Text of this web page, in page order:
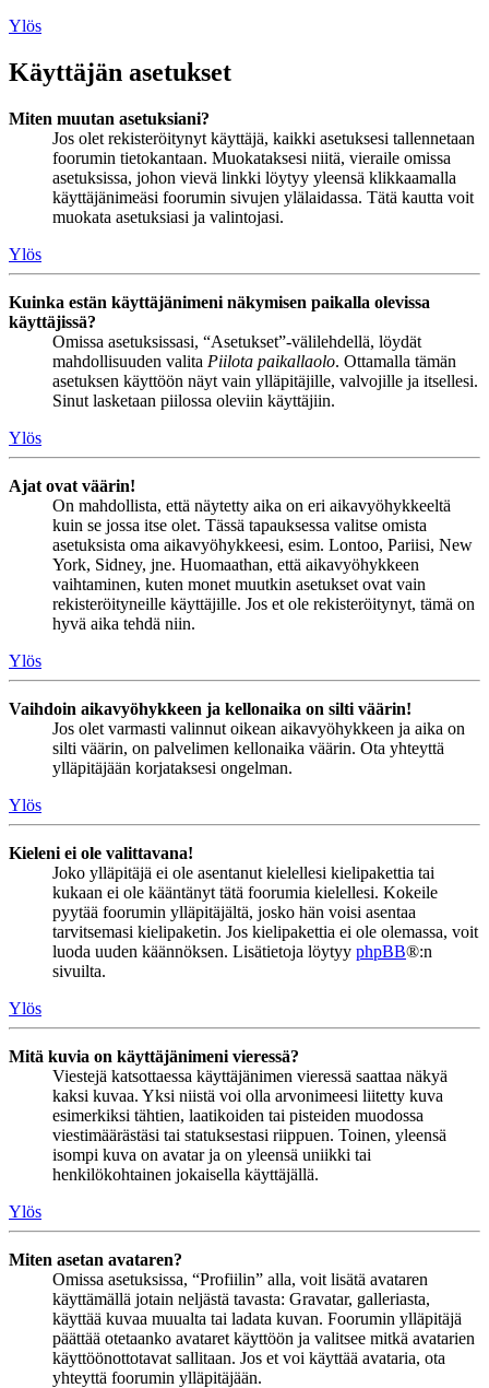
Ylös
Käyttäjän asetukset
Miten muutan asetuksiani?
Jos olet rekisteröitynyt käyttäjä, kaikki asetuksesi tallennetaan
foorumin tietokantaan. Muokataksesi niitä, vieraile omissa
asetuksissa, johon vievä linkki löytyy yleensä klikkaamalla
käyttäjänimeäsi foorumin sivujen ylälaidassa. Tätä kautta voit
muokata asetuksiasi ja valintojasi.
Ylös
Kuinka estän käyttäjänimeni näkymisen paikalla olevissa
käyttäjissä?
Omissa asetuksissasi, “Asetukset”-välilehdellä, löydät
mahdollisuuden valita Piilota paikallaolo. Ottamalla tämän
asetuksen käyttöön näyt vain ylläpitäjille, valvojille ja itsellesi.
Sinut lasketaan piilossa oleviin käyttäjiin.
Ylös
Ajat ovat väärin!
On mahdollista, että näytetty aika on eri aikavyöhykkeeltä
kuin se jossa itse olet. Tässä tapauksessa valitse omista
asetuksista oma aikavyöhykkeesi, esim. Lontoo, Pariisi, New
York, Sidney, jne. Huomaathan, että aikavyöhykkeen
vaihtaminen, kuten monet muutkin asetukset ovat vain
rekisteröityneille käyttäjille. Jos et ole rekisteröitynyt, tämä on
hyvä aika tehdä niin.
Ylös
Vaihdoin aikavyöhykkeen ja kellonaika on silti väärin!
Jos olet varmasti valinnut oikean aikavyöhykkeen ja aika on
silti väärin, on palvelimen kellonaika väärin. Ota yhteyttä
ylläpitäjään korjataksesi ongelman.
Ylös
Kieleni ei ole valittavana!
Joko ylläpitäjä ei ole asentanut kielellesi kielipakettia tai
kukaan ei ole kääntänyt tätä foorumia kielellesi. Kokeile
pyytää foorumin ylläpitäjältä, josko hän voisi asentaa
tarvitsemasi kielipaketin. Jos kielipakettia ei ole olemassa, voit
luoda uuden käännöksen. Lisätietoja löytyy phpBB®:n
sivuilta.
Ylös
Mitä kuvia on käyttäjänimeni vieressä?
Viestejä katsottaessa käyttäjänimen vieressä saattaa näkyä
kaksi kuvaa. Yksi niistä voi olla arvonimeesi liitetty kuva
esimerkiksi tähtien, laatikoiden tai pisteiden muodossa
viestimäärästäsi tai statuksestasi riippuen. Toinen, yleensä
isompi kuva on avatar ja on yleensä uniikki tai
henkilökohtainen jokaisella käyttäjällä.
Ylös
Miten asetan avataren?
Omissa asetuksissa, “Profiilin” alla, voit lisätä avataren
käyttämällä jotain neljästä tavasta: Gravatar, galleriasta,
käyttää kuvaa muualta tai ladata kuvan. Foorumin ylläpitäjä
päättää otetaanko avataret käyttöön ja valitsee mitkä avatarien
käyttöönottotavat sallitaan. Jos et voi käyttää avataria, ota
yhteyttä foorumin ylläpitäjään.